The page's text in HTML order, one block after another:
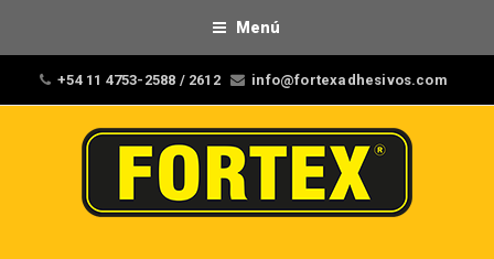
+54 11 4753-2588 / 2612 info@fortexadhesivos.com
Menú